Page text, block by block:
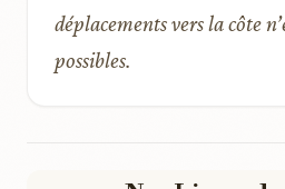
déplacements vers la côte
possibles.